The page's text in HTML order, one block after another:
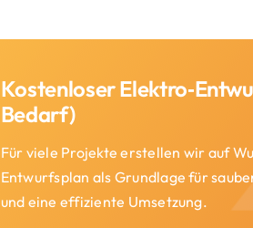
Kostenloser
Bedarf)
Für viele Projekte erstellen wir auf
Entwurfsplan als Grundlage für
und eine effiziente Umsetzung.